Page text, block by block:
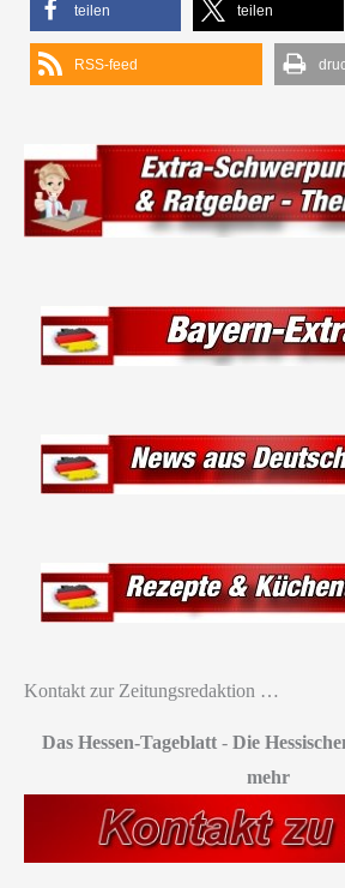
teilen teilen
RSS-feed
Kontakt zur Zeitungsredaktion …
Das Hessen-Tageblatt - Die
mehr